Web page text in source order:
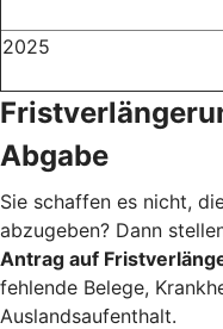
2025
Abgabe
Sie schaffen es nicht,
abzugeben? Dann
Antrag auf
fehlende Belege,
Auslandsaufenthalt.